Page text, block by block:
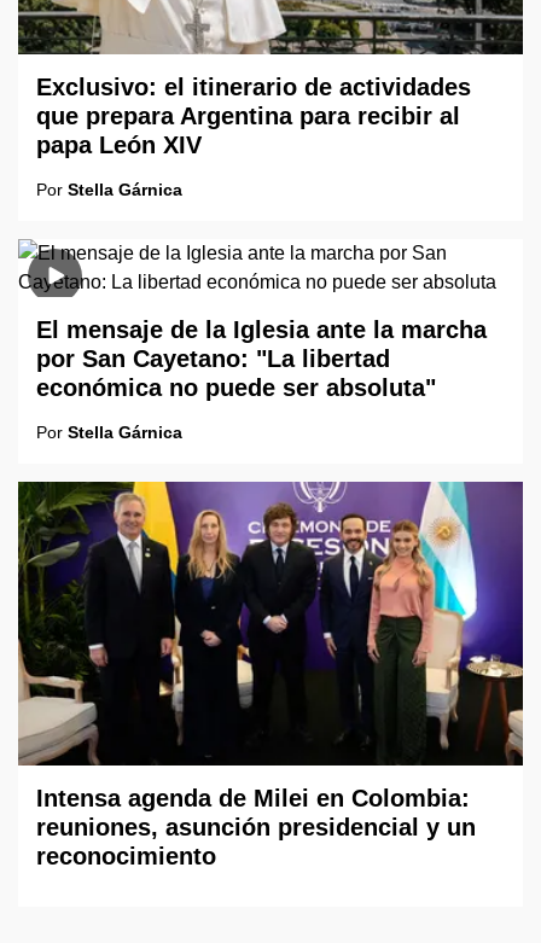
Exclusivo: el itinerario de actividades
que prepara Argentina para recibir al
papa León XIV
Por Stella Gárnica
El mensaje de la Iglesia ante la marcha
por San Cayetano: "La libertad
económica no puede ser absoluta"
Por Stella Gárnica
Intensa agenda de Milei en Colombia:
reuniones, asunción presidencial y un
reconocimiento